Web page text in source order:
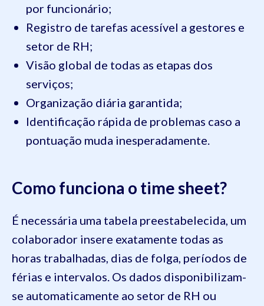
por funcionário;
Registro de tarefas acessível a gestores e
setor de RH;
Visão global de todas as etapas dos
serviços;
Organização diária garantida;
Identificação rápida de problemas caso a
pontuação muda inesperadamente.
Como funciona o time sheet?
É necessária uma tabela preestabelecida, um
colaborador insere exatamente todas as
horas trabalhadas, dias de folga, períodos de
férias e intervalos. Os dados disponibilizam-
se automaticamente ao setor de RH ou